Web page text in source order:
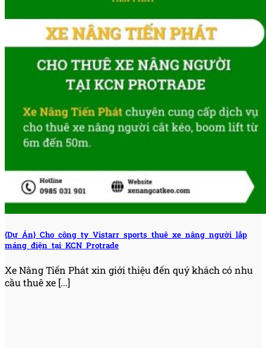
{Dự Án} Cho công ty Vistarr sports thuê xe nâng người lắp
máng điện tại KCN Protrade
Xe Nâng Tiến Phát xin giới thiệu đến quý khách có nhu
cầu thuê xe [...]